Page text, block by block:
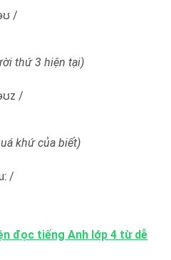
/
thứ 3 hiện tại)
/
khứ của biết)
/
đọc tiếng Anh lớp 4 từ dễ